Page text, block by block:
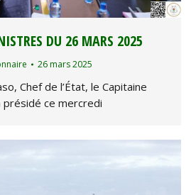
DU 26 MARS 2025
26 mars 2025
Chef de l’État, le Capitaine
présidé ce mercredi